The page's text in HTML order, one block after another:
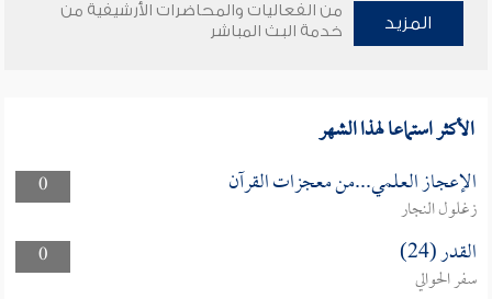
المزيد
من الفعاليات والمحاضرات الأرشيفية من
خدمة البث المباشر
الأكثر استماعا لهذا الشهر
0 الإعجاز العلمي...من معجزات القرآن
زغلول النجار
0
القدر (24)
سفر الحوالي